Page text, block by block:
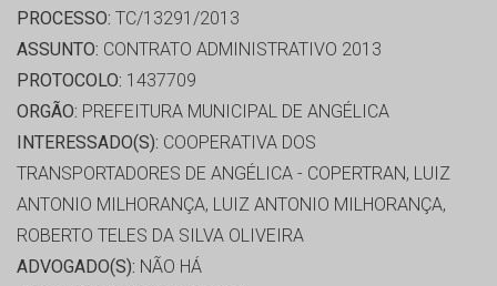
PROCESSO: TC/13291/2013
ASSUNTO: CONTRATO ADMINISTRATIVO 2013
PROTOCOLO: 1437709
ORGÃO: PREFEITURA MUNICIPAL DE ANGÉLICA
INTERESSADO(S): COOPERATIVA DOS
TRANSPORTADORES DE ANGÉLICA - COPERTRAN, LUIZ
ANTONIO MILHORANÇA, LUIZ ANTONIO MILHORANÇA,
ROBERTO TELES DA SILVA OLIVEIRA
ADVOGADO(S): NÃO HÁ